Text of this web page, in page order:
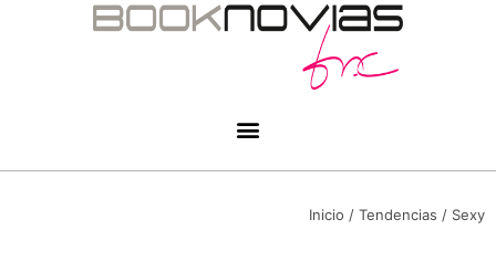
Inicio / Tendencias / Sexy